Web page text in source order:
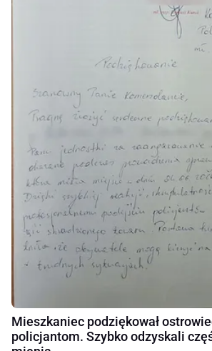
Mieszkaniec podziękował
policjantom. Szybko odzyskali